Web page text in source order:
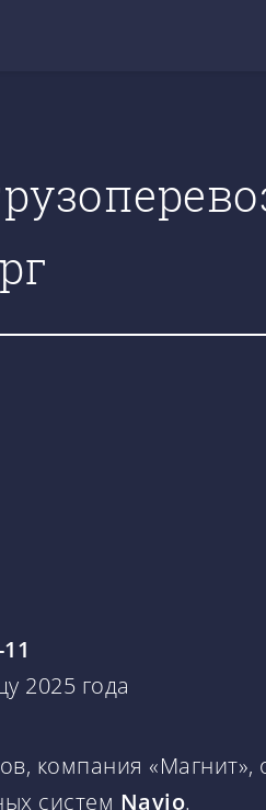
2025 года
компания «Магнит»,
систем Navio.